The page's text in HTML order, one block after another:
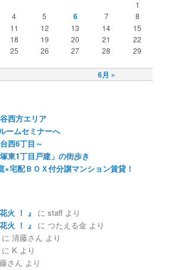
6月 »
1
4 5 6 7
8
11 12 13 14
15
18 19 20 21
22
25 26 27 28
29
西方エリア
ームセミナーへ
西6丁目～
東1丁目戸建」の街歩き
×宅配ＢＯＸ付分譲マンション賃貸！
火 ！ 』 にstaff より
火 ！ 』
につたえる金 より
に清藤さん より
に K より
さん より